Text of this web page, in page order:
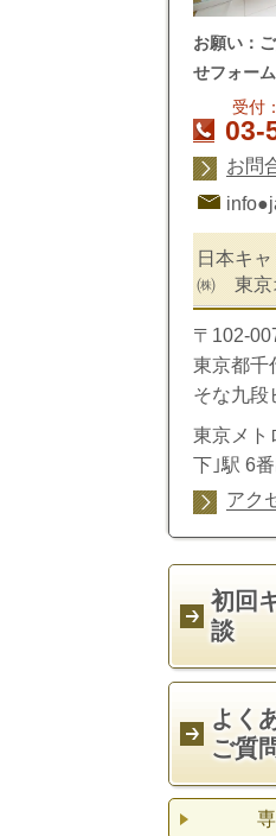
お願い：
せフォー
受付
03-
お問
日本キ
㈱ 東京
〒102-
東京都千
そな九段
東京メト
下｣駅 6
アク
初回
談
よく
ご質